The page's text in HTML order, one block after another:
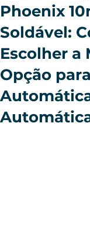
Phoenix
Soldável:
Escolher a
Opção